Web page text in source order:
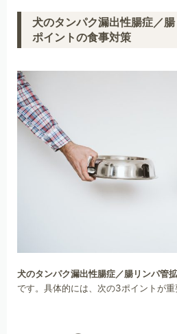
犬のタンパク漏出性腸症／
ポイントの食事対策
犬のタンパク漏出性腸症／腸リンパ管
です。具体的には、次の3ポイントが重